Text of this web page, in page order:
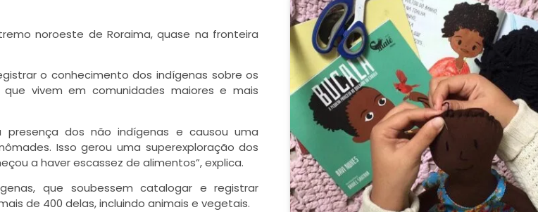
noroeste de Roraima, quase na fronteira
o conhecimento dos indígenas sobre os
vivem em comunidades maiores e mais
dos não indígenas e causou uma
Isso gerou uma superexploração dos
a haver escassez de alimentos”, explica.
que soubessem catalogar e registrar
de 400 delas, incluindo animais e vegetais.